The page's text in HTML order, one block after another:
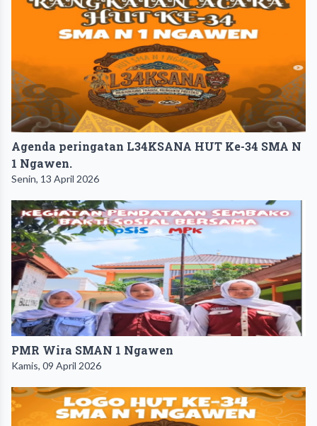
Agenda peringatan L34KSANA HUT Ke-34 SMA N
1 Ngawen.
Senin, 13 April 2026
PMR Wira SMAN 1 Ngawen
Kamis, 09 April 2026